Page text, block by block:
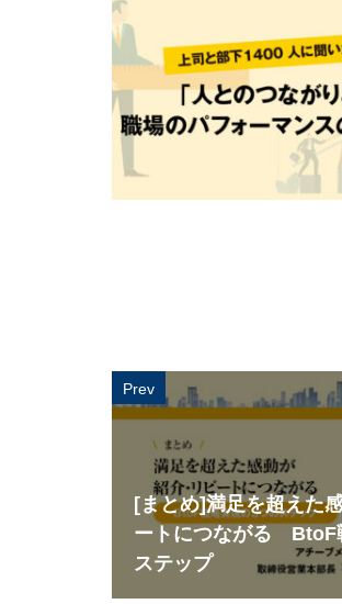
Prev
[まとめ]満足を超えた
ートにつながる BtoF
ステップ